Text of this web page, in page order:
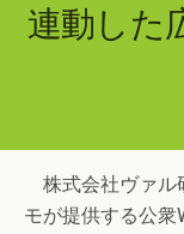
連動した
株式会社ヴァル
モが提供する公衆